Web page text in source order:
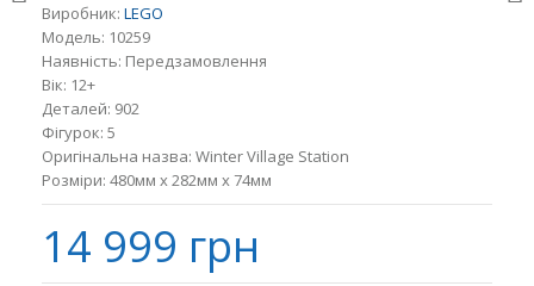
Виробник: LEGO
Модель: 10259
Наявність: Передзамовлення
Вік: 12+
Деталей: 902
Фігурок: 5
Оригінальна назва: Winter Village Station
Розміри: 480мм x 282мм x 74мм
14 999 грн